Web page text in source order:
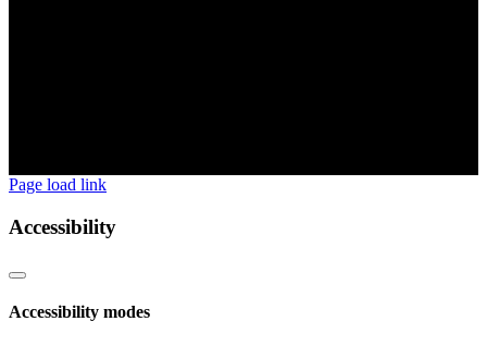
Page load link
Accessibility
Accessibility modes